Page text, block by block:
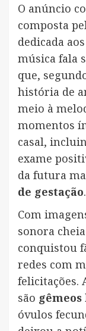
O anúncio
composta
dedicada
música fala
que,
história de
meio à
momentos
casal,
exame
da futura
de gestação.
Com
sonora
conquistou
redes com
felicitações.
são
óvulos